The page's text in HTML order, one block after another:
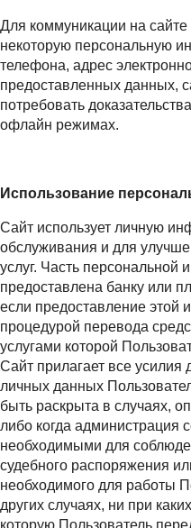
Для коммуникации на сайте
некоторую персональную
телефона, адрес
предоставленных данных,
потребовать
офлайн режимах.
Использование
Сайт использует личную
обслуживания и для
услуг. Часть
предоставлена банку или
если предоставление этой
процедурой перевода
услугами которой
Сайт прилагает все усилия
личных данных
быть раскрыта в случаях,
либо когда администрация
необходимыми для
судебного распоряжения
необходимого для работы
других случаях, ни при
которую Пользователь